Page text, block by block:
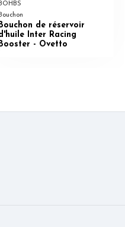
Bouchon
Bouchon de réservoir
Inter Racing
Booster - Ovetto